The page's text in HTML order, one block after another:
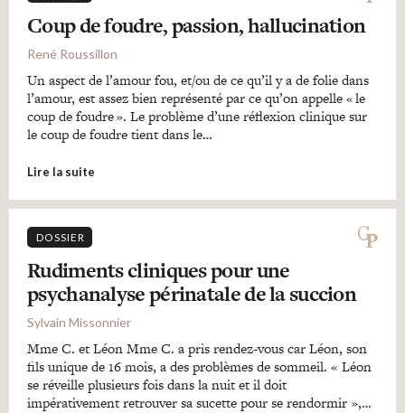
Coup de foudre, passion, hallucination
René Roussillon
Un aspect de l’amour fou, et/ou de ce qu’il y a de folie dans
l’amour, est assez bien représenté par ce qu’on appelle « le
coup de foudre ». Le problème d’une réflexion clinique sur
le coup de foudre tient dans le…
Lire la suite
DOSSIER
Rudiments cliniques pour une
psychanalyse périnatale de la succion
Sylvain Missonnier
Mme C. et Léon Mme C. a pris rendez-vous car Léon, son
fils unique de 16 mois, a des problèmes de sommeil. « Léon
se réveille plusieurs fois dans la nuit et il doit
impérativement retrouver sa sucette pour se rendormir »,…